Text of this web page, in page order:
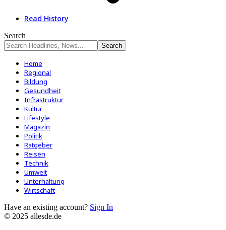
Read History
Search
Home
Regional
Bildung
Gesundheit
Infrastruktur
Kultur
Lifestyle
Magazin
Politik
Ratgeber
Reisen
Technik
Umwelt
Unterhaltung
Wirtschaft
Have an existing account? Sign In
© 2025 allesde.de